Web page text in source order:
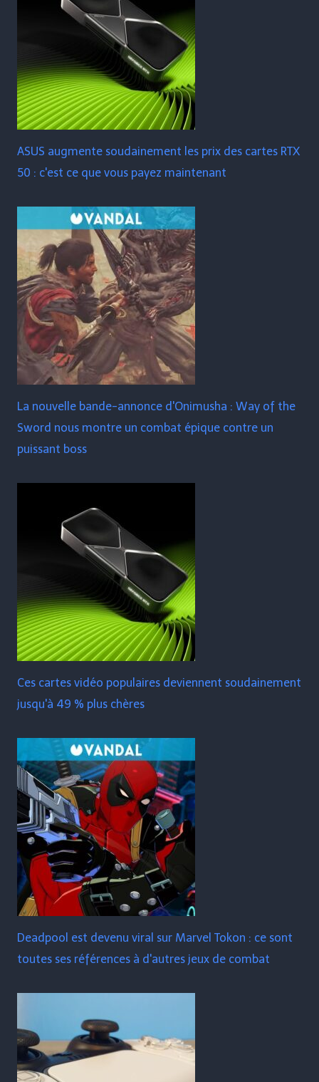
ASUS augmente soudainement les prix des cartes RTX
50 : c'est ce que vous payez maintenant
La nouvelle bande-annonce d'Onimusha : Way of the
Sword nous montre un combat épique contre un
puissant boss
Ces cartes vidéo populaires deviennent soudainement
jusqu'à 49 % plus chères
Deadpool est devenu viral sur Marvel Tokon : ce sont
toutes ses références à d'autres jeux de combat